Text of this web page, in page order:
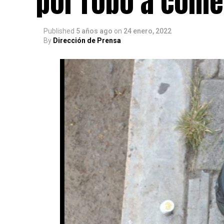
Published 5 años ago on 24 enero, 2022
By Dirección de Prensa